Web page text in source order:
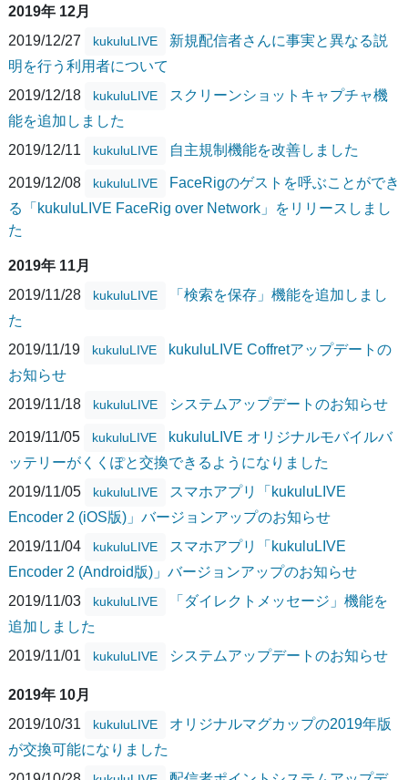
2019年 12月
2019/12/27
kukuluLIVE
新規配信者さんに事実と異なる説
明を行う利用者について
2019/12/18
kukuluLIVE
スクリーンショットキャプチャ機
能を追加しました
2019/12/11
kukuluLIVE 自主規制機能を改善しました
2019/12/08 kukuluLIVE
FaceRigのゲストを呼ぶことができ
る「kukuluLIVE FaceRig over Network」をリリースしまし
た
2019年 11月
2019/11/28
kukuluLIVE
「検索を保存」機能を追加しまし
た
2019/11/19
kukuluLIVE
kukuluLIVE Coffretアップデートの
お知らせ
2019/11/18
kukuluLIVE システムアップデートのお知らせ
2019/11/05 kukuluLIVE
kukuluLIVE オリジナルモバイルバ
ッテリーがくくぽと交換できるようになりました
2019/11/05
kukuluLIVE
スマホアプリ「kukuluLIVE
Encoder 2 (iOS版)」バージョンアップのお知らせ
2019/11/04
kukuluLIVE
スマホアプリ「kukuluLIVE
Encoder 2 (Android版)」バージョンアップのお知らせ
2019/11/03
kukuluLIVE
「ダイレクトメッセージ」機能を
追加しました
2019/11/01
kukuluLIVE システムアップデートのお知らせ
2019年 10月
2019/10/31
kukuluLIVE
オリジナルマグカップの2019年版
が交換可能になりました